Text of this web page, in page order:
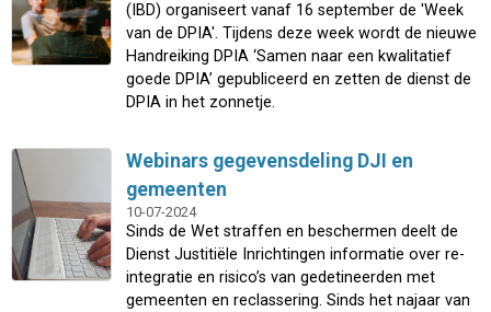
(IBD) organiseert vanaf 16 september de 'Week
van de DPIA'. Tijdens deze week wordt de nieuwe
Handreiking DPIA ‘Samen naar een kwalitatief
goede DPIA’ gepubliceerd en zetten de dienst de
DPIA in het zonnetje.
Webinars gegevensdeling DJI en
gemeenten
10-07-2024
Sinds de Wet straffen en beschermen deelt de
Dienst Justitiële Inrichtingen informatie over re-
integratie en risico’s van gedetineerden met
gemeenten en reclassering. Sinds het najaar van